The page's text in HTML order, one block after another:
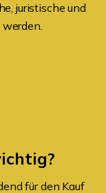
juristische und
für den Kauf